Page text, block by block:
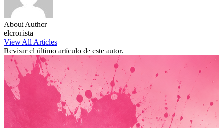
About Author
elcronista
View All Articles
Revisar el último artículo de este autor.